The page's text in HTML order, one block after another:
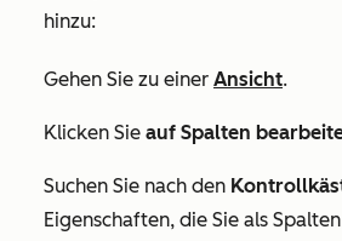
hinzu:
Gehen Sie zu einer Ansicht.
Klicken Sie auf Spalten
Suchen Sie nach den
Eigenschaften, die Sie als